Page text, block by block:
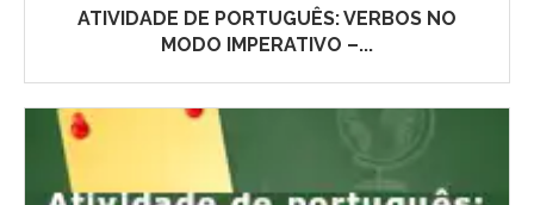
ATIVIDADE DE PORTUGUÊS: VERBOS NO
MODO IMPERATIVO –...